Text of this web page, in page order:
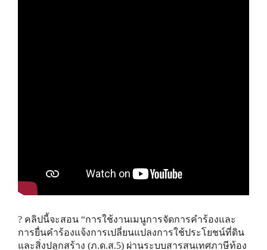
? คลิปนี้จะสอน “การใช้งานเมนูการจัดการคำร้องและ
การยื่นคำร้องแจ้งการเปลี่ยนแปลงการใช้ประโยชน์ที่ดิน
และสิ่งปลูกสร้าง (ภ.ด.ส.5) ผ่านระบบสารสนเทศภาษีท้อง